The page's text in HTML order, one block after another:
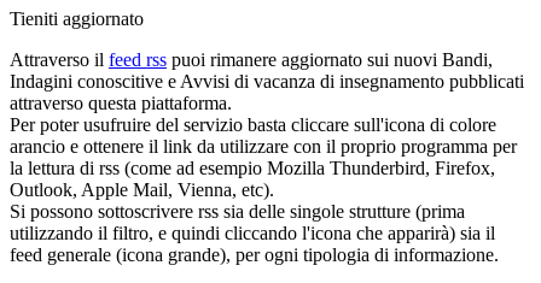
Tieniti aggiornato
Attraverso il feed rss puoi rimanere aggiornato sui nuovi Bandi,
Indagini conoscitive e Avvisi di vacanza di insegnamento pubblicati
attraverso questa piattaforma.
Per poter usufruire del servizio basta cliccare sull'icona di colore
arancio e ottenere il link da utilizzare con il proprio programma per
la lettura di rss (come ad esempio Mozilla Thunderbird, Firefox,
Outlook, Apple Mail, Vienna, etc).
Si possono sottoscrivere rss sia delle singole strutture (prima
utilizzando il filtro, e quindi cliccando l'icona che apparirà) sia il
feed generale (icona grande), per ogni tipologia di informazione.